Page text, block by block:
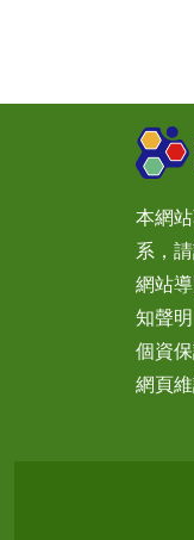
本網
系，
網站
知聲明
個資
網頁